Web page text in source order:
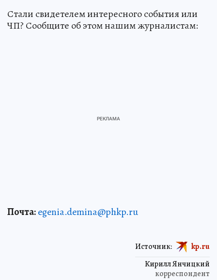
Стали свидетелем интересного события или
ЧП? Сообщите об этом нашим журналистам:
Почта:egenia.demina@phkp.ru
Кирилл Янчицкий
корреспондент
Источник: kp.ru